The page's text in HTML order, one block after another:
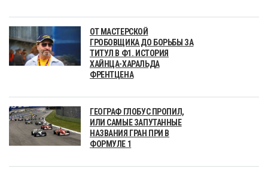
ОТ МАСТЕРСКОЙ
ГРОБОВЩИКА ДО БОРЬБЫ ЗА
ТИТУЛ В Ф1. ИСТОРИЯ
ХАЙНЦА-ХАРАЛЬДА
ФРЕНТЦЕНА
ГЕОГРАФ ГЛОБУС ПРОПИЛ,
ИЛИ САМЫЕ ЗАПУТАННЫЕ
НАЗВАНИЯ ГРАН ПРИ В
ФОРМУЛЕ 1